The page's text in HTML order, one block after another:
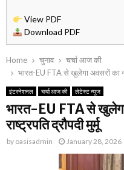
Home चुनाव
चर्चा आज की
भारत-EU FTA से खुलेगा अवसरों का
इंटरनेशनल चर्चा आज की लेटेस्ट न्यूज
भारत-EU FTA से खुलेगा
राष्ट्रपति द्रौपदी मुर्मू
by oasisadmin January 28, 2026
View PDF
Download PDF